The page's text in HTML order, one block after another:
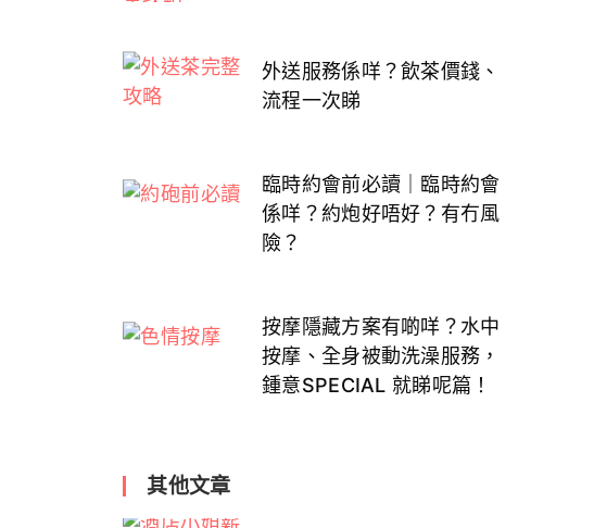
外送服務係咩？飲茶價錢、
流程一次睇
臨時約會前必讀｜臨時約會
係咩？約炮好唔好？有冇風
險？
按摩隱藏方案有啲咩？水中
按摩、全身被動洗澡服務，
鍾意SPECIAL 就睇呢篇！
其他文章